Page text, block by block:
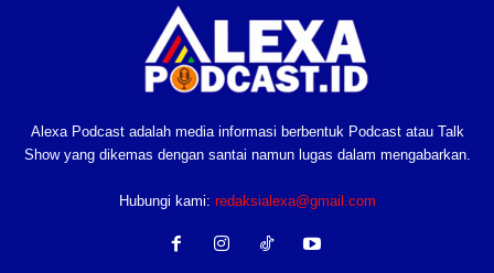
Alexa Podcast adalah media informasi berbentuk Podcast atau Talk
Show yang dikemas dengan santai namun lugas dalam mengabarkan.
Hubungi kami: redaksialexa@gmail.com